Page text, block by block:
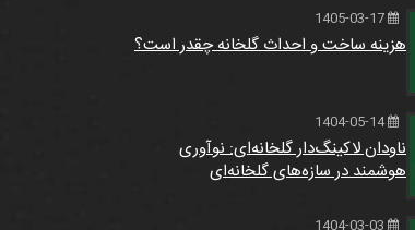
هزینه ساخت و احداث گلخانه چقدر است؟
1404-05-14
ناودان لاکینگ‌دار گلخانه‌ای: نوآوری
هوشمند در سازه‌های گلخانه‌ای